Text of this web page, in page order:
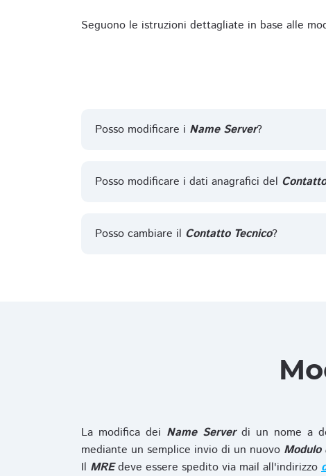
Seguono le istruzioni dettagliate in base alle
Posso modificare i Name Server?
Posso modificare i dati anagrafici del
Posso cambiare il Contatto Tecnico?
La modifica dei Name Serverdi un nome a
mediante un semplice invio di un nuovo Modulo
Il MREdeve essere spedito via mail all'indirizzo